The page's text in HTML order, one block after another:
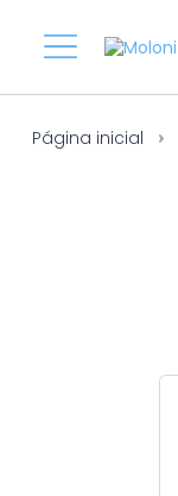
Página inicial